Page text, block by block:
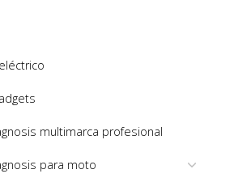
multimarca profesional
para moto